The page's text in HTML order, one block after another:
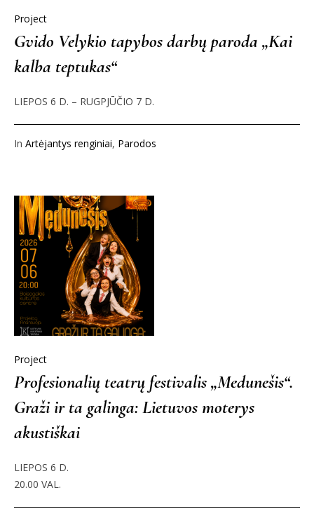
Project
Gvido Velykio tapybos darbų paroda „Kai
kalba teptukas“
LIEPOS 6 D. – RUGPJŪČIO 7 D.
In Artėjantys renginiai, Parodos
Project
Profesionalių teatrų festivalis „Medunešis“.
Graži ir ta galinga: Lietuvos moterys
akustiškai
LIEPOS 6 D.
20.00 VAL.